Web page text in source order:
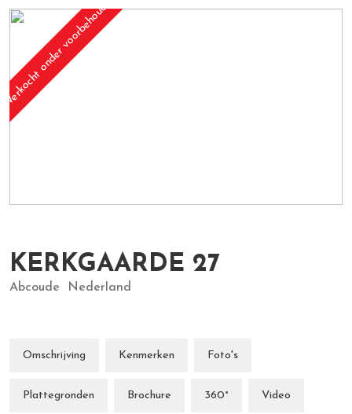
Verkocht onder voorbehoud
KERKGAARDE 27
Abcoude Nederland
Omschrijving Kenmerken Foto's
Plattegronden Brochure 360° Video